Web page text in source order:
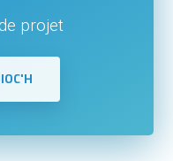
projet